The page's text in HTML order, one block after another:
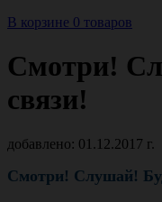
В корзине 0 товаров
Смотри!
связи!
добавлено: 01.12.2017 г.
Смотри! Слушай!